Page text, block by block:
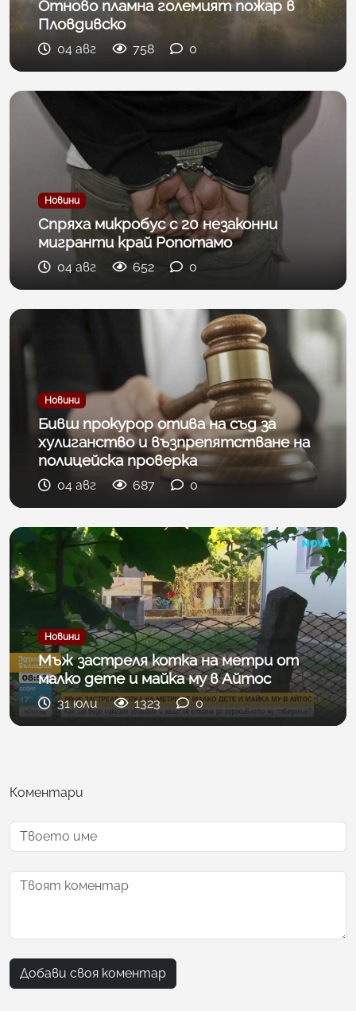
Отново пламна големият пожар в
Пловдивско
04 авг 758 0
Новини
Спряха микробус с 20 незаконни
мигранти край Ропотамо
04 авг 652 0
Новини
Бивш прокурор отива на съд за
хулиганство и възпрепятстване на
полицейска проверка
04 авг 687 0
Новини
Мъж застреля котка на метри от
малко дете и майка му в Айтос
31 юли 1323 0
Коментари
Добави своя коментар